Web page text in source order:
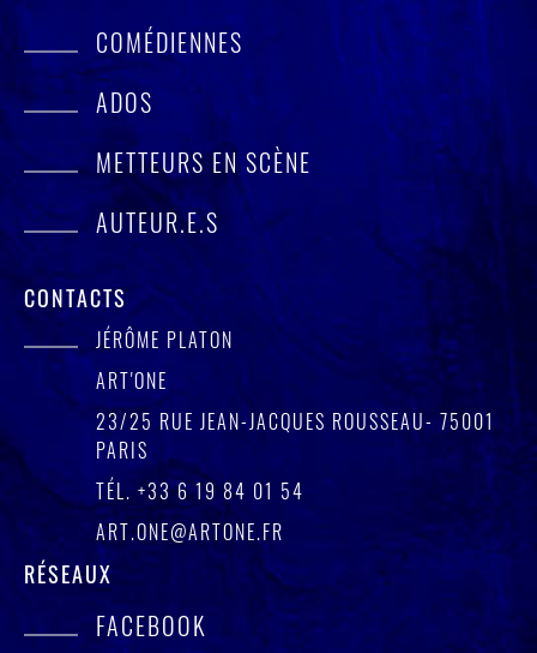
COMÉDIENNES
ADOS
METTEURS EN SCÈNE
AUTEUR.E.S
CONTACTS
JÉRÔME PLATON
ART'ONE
23/25 RUE JEAN-JACQUES ROUSSEAU- 75001
PARIS
TÉL. +33 6 19 84 01 54
ART.ONE@ARTONE.FR
RÉSEAUX
FACEBOOK